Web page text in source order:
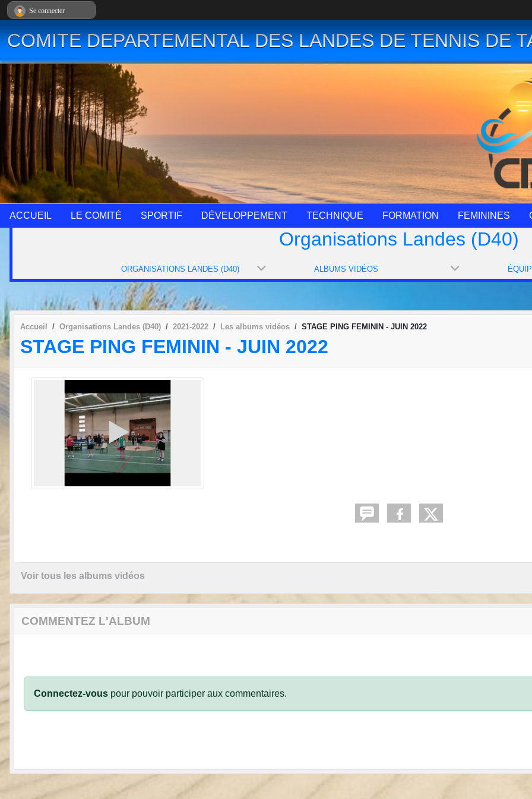
COMITE DEPARTEMENTAL DES LANDES DE TENNIS DE
ACCUEIL LE COMITÉ SPORTIF DÉVELOPPEMENT TECHNIQUE FORMATION FEMININES
Organisations Landes (D40)
ORGANISATIONS LANDES (D40) ALBUMS VIDÉOS
Accueil Organisations Landes (D40) 2021-2022 Les albums vidéos STAGE PING FEMININ - JUIN 2022
STAGE PING FEMININ - JUIN 2022
Voir tous les albums vidéos
COMMENTEZ L'ALBUM
Connectez-vous pour pouvoir participer aux commentaires.
Se connecter
Panneau de gestion des cookies